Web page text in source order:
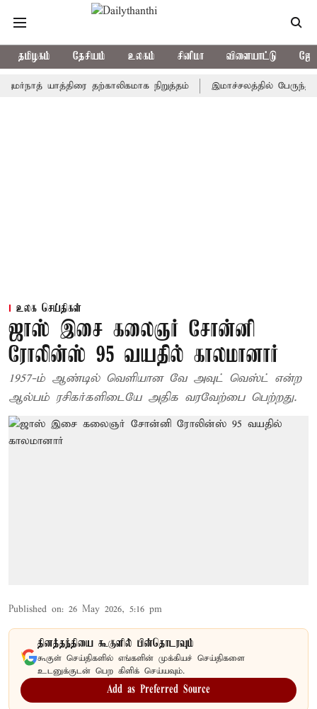
தமிழகம் தேசியம் உலகம் சினிமா விளையாட்டு
யாத்திரை தற்காலிகமாக நிறுத்தம் இமாச்சலத்தில் பேருந்து
உலக செய்திகள்
ஜாஸ் இசை கலைஞர் சோன்னி
ரோலின்ஸ் 95 வயதில் காலமானார்
1957-ம் ஆண்டில் வெளியான வே அவுட் வெஸ்ட் என்ற
ஆல்பம் ரசிகர்களிடையே அதிக வரவேற்பை பெற்றது.
Published on: 26 May 2026, 5:16 pm
தினத்தந்தியை கூகுளில் பின்தொடரவும்
கூகுள் செய்திகளில் எங்களின் முக்கியச் செய்திகளை
உடனுக்குடன் பெற கிளிக் செய்யவும்.
Add as Preferred Source